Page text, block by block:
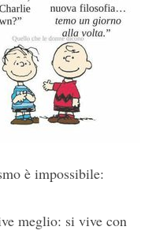
è impossibile:
meglio: si vive con